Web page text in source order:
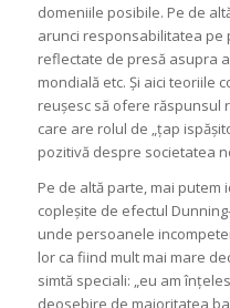
domeniile posibile. Pe de
arunci responsabilitatea pe
reflectate de presă asupra
mondială etc. Și aici teoriile
reușesc să ofere răspunsul
care are rolul de „țap
pozitivă despre societatea
Pe de altă parte, mai
copleșite de efectul
unde persoanele
lor ca fiind mult mai mare
simtă speciali: „eu am
deosebire de majoritatea